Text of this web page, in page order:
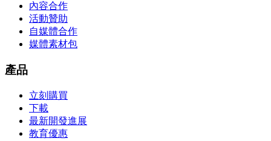
內容合作
活動贊助
自媒體合作
媒體素材包
產品
立刻購買
下載
最新開發進展
教育優惠